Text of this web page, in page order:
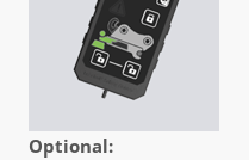
Optional: